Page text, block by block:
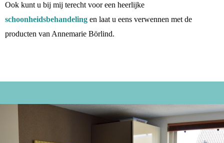
Ook kunt u bij mij terecht voor een heerlijke
schoonheidsbehandeling en laat u eens verwennen met de
producten van Annemarie Börlind.